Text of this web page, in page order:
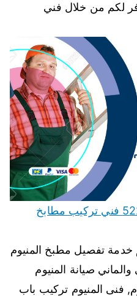
لكم من خلال فني
فني المنيوم الواحة 52227343 فني تركيب مطابخ
خدمة تفصيل مطبخ المنيوم
صيانة المنيوم
فنى المنيوم تركيب باب